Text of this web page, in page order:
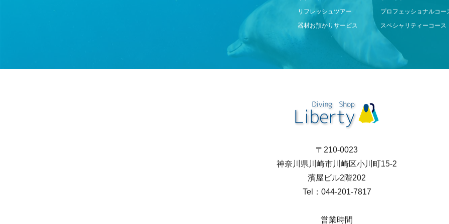
リフレッシュツアー
器材お預かりサービス
プロフェッショナルコー
スペシャリティーコース
〒210-0023
神奈川県川崎市川崎区小川町15-2
濱屋ビル2階202
Tel：044-201-7817
営業時間